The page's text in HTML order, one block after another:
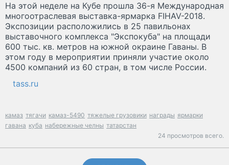
На этой неделе на Кубе прошла 36-я Международная
многоотраслевая выставка-ярмарка FIHAV-2018.
Экспозиции расположились в 25 павильонах
выставочного комплекса "Экспокуба" на площади
600 тыс. кв. метров на южной окраине Гаваны. В
этом году в мероприятии приняли участие около
4500 компаний из 60 стран, в том числе России.
tass.ru
камаз тягачи камаз-5490 тяжелые грузовики награды ярмарки
гавана куба набережные челны татарстан
24 просмотров всего.